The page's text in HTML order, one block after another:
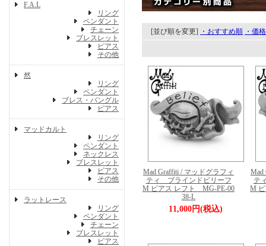
F.A.L
リング
ペンダント
チェーン
ブレスレット
ピアス
その他
然
リング
ペンダント
ブレス・バングル
ピアス
マッドカルト
リング
ペンダント
ネックレス
ブレスレット
ピアス
その他
ラットレース
リング
ペンダント
チェーン
ブレスレット
ピアス
[並び順を変更] ・おすすめ順 ・価
Mad Graffiti / マッドグラフィ
ティ ブラインドビリーフ
M ピアス レフト MG-PE-00
38-L
11,000円(税込)
Mad
テ
M